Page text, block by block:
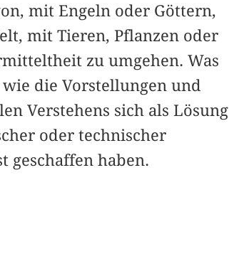
mit Engeln oder Göttern,
mit Tieren, Pflanzen oder
zu umgehen. Was
die Vorstellungen und
Verstehens sich als Lösung
oder technischer
geschaffen haben.